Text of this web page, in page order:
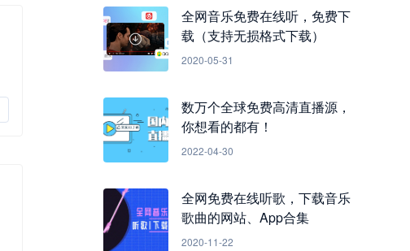
全网音乐免费在线听，免费下
载（支持无损格式下载）
2020-05-31
数万个全球免费高清直播源，
你想看的都有！
2022-04-30
全网免费在线听歌，下载音乐
歌曲的网站、App合集
2020-11-22